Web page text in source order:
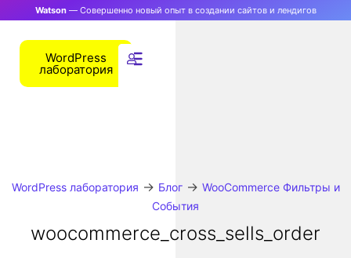
Watson— Совершенно новый опыт в создании сайтов и лендигов
WordPress
лаборатория
WordPress лаборатория → Блог→ WooCommerce Фильтры и
События
woocommerce_cross_sells_order